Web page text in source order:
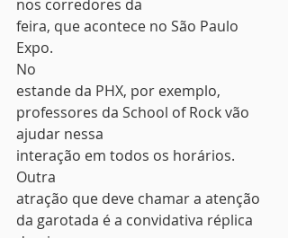
nos corredores da
feira, que acontece no São Paulo
Expo.
No
estande da PHX, por exemplo,
professores da School of Rock vão
ajudar nessa
interação em todos os horários.
Outra
atração que deve chamar a atenção
da garotada é a convidativa réplica